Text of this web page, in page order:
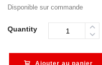
Disponible sur commande
Quantity